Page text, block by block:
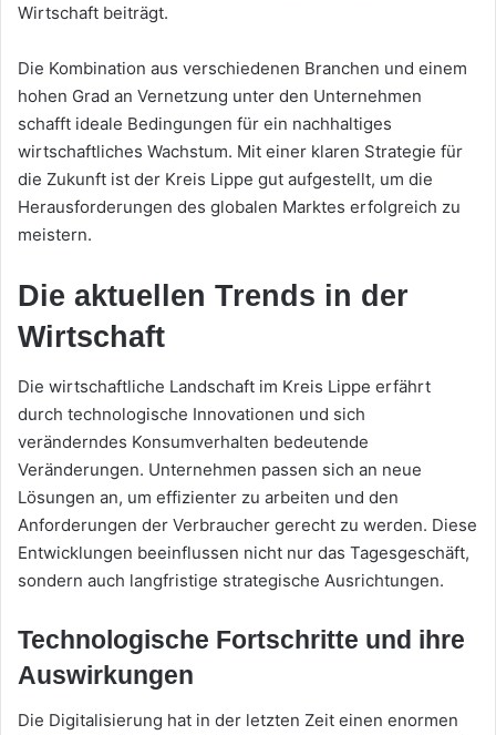
Wirtschaft beiträgt.
Die Kombination aus verschiedenen Branchen und einem
hohen Grad an Vernetzung unter den Unternehmen
schafft ideale Bedingungen für ein nachhaltiges
wirtschaftliches Wachstum. Mit einer klaren Strategie für
die Zukunft ist der Kreis Lippe gut aufgestellt, um die
Herausforderungen des globalen Marktes erfolgreich zu
meistern.
Die aktuellen Trends in der
Wirtschaft
Die wirtschaftliche Landschaft im Kreis Lippe erfährt
durch technologische Innovationen und sich
veränderndes Konsumverhalten bedeutende
Veränderungen. Unternehmen passen sich an neue
Lösungen an, um effizienter zu arbeiten und den
Anforderungen der Verbraucher gerecht zu werden. Diese
Entwicklungen beeinflussen nicht nur das Tagesgeschäft,
sondern auch langfristige strategische Ausrichtungen.
Technologische Fortschritte und ihre
Auswirkungen
Die Digitalisierung hat in der letzten Zeit einen enormen